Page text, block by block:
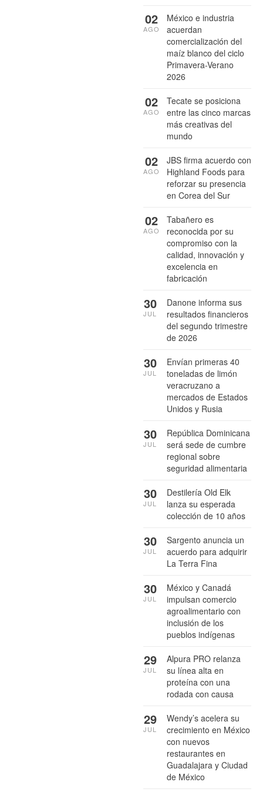
México e industria
acuerdan
comercialización del
maíz blanco del ciclo
Primavera-Verano
2026
02
AGO
Tecate se posiciona
entre las cinco marcas
más creativas del
mundo
02
AGO
JBS firma acuerdo con
Highland Foods para
reforzar su presencia
en Corea del Sur
02
AGO
Tabañero es
reconocida por su
compromiso con la
calidad, innovación y
excelencia en
fabricación
02
AGO
Danone informa sus
resultados financieros
del segundo trimestre
de 2026
30
JUL
Envían primeras 40
toneladas de limón
veracruzano a
mercados de Estados
Unidos y Rusia
30
JUL
República Dominicana
será sede de cumbre
regional sobre
seguridad alimentaria
30
JUL
Destilería Old Elk
lanza su esperada
colección de 10 años
30
JUL
Sargento anuncia un
acuerdo para adquirir
La Terra Fina
30
JUL
México y Canadá
impulsan comercio
agroalimentario con
inclusión de los
pueblos indígenas
30
JUL
Alpura PRO relanza
su línea alta en
proteína con una
rodada con causa
29
JUL
Wendy’s acelera su
crecimiento en México
con nuevos
restaurantes en
Guadalajara y Ciudad
de México
29
JUL